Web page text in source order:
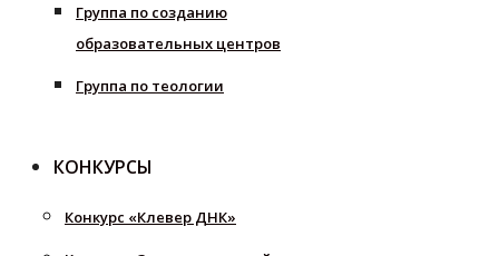
Группа по созданию
образовательных центров
Группа по теологии
КОНКУРСЫ
Конкурс «Клевер ДНК»